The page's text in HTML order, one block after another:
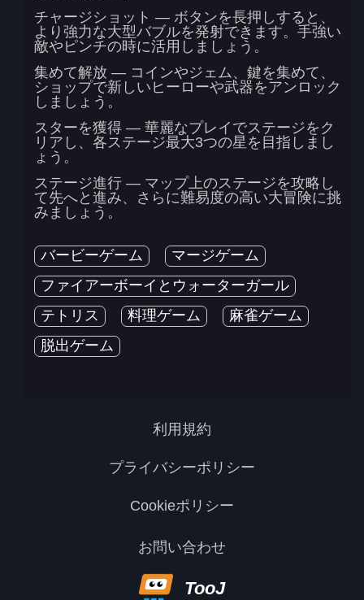
チャージショット — ボタンを長押しすると、
より強力な大型バブルを発射できます。手強い
敵やピンチの時に活用しましょう。
集めて解放 — コインやジェム、鍵を集めて、
ショップで新しいヒーローや武器をアンロック
しましょう。
スターを獲得 — 華麗なプレイでステージをク
リアし、各ステージ最大3つの星を目指しまし
ょう。
ステージ進行 — マップ上のステージを攻略し
て先へと進み、さらに難易度の高い大冒険に挑
みましょう。
バービーゲーム
マージゲーム
ファイアーボーイとウォーターガール
テトリス
料理ゲーム
麻雀ゲーム
脱出ゲーム
利用規約
プライバシーポリシー
Cookieポリシー
お問い合わせ
TooJ